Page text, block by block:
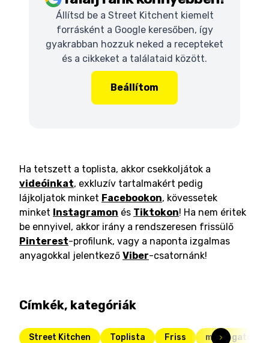
Állítsd be a Street Kitchent kiemelt
forrásként a Google keresőben, így
gyakrabban hozzuk neked a recepteket
és a cikkeket a találataid között.
Beállítom
Ha tetszett a toplista, akkor csekkoljátok a
videóinkat, exkluzív tartalmakért pedig
lájkoljatok minket Facebookon, kövessetek
minket Instagramon és Tiktokon! Ha nem éritek
be ennyivel, akkor irány a rendszeresen frissülő
Pinterest-profilunk, vagy a naponta izgalmas
anyagokkal jelentkező Viber-csatornánk!
Címkék, kategóriák
Street Kitchen Toplista Friss mártogatós